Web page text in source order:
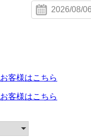
客様はこちら
客様はこちら